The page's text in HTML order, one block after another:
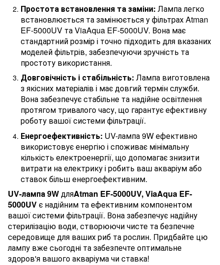
Простота встановлення та заміни: Лампа легко
встановлюється та замінюється у фільтрах Atman
EF-5000UV та ViaAqua EF-5000UV. Вона має
стандартний розмір і точно підходить для вказаних
моделей фільтрів, забезпечуючи зручність та
простоту використання.
Довговічність і стабільність: Лампа виготовлена
з якісних матеріалів і має довгий термін служби.
Вона забезпечує стабільне та надійне освітлення
протягом тривалого часу, що гарантує ефективну
роботу вашої системи фільтрації.
Енергоефективність: UV-лампа 9W ефективно
використовує енергію і споживає мінімальну
кількість електроенергії, що допомагає знизити
витрати на електрику і робить ваш акваріум або
ставок більш енергоефективним.
UV-лампа 9WдляAtman EF-5000UV, ViaAqua EF-
5000UVє надійним та ефективним компонентом
вашої системи фільтрації. Вона забезпечує надійну
стерилізацію води, створюючи чисте та безпечне
середовище для ваших риб та рослин. Придбайте цю
лампу вже сьогодні та забезпечте оптимальне
здоров'я вашого акваріума чи ставка!